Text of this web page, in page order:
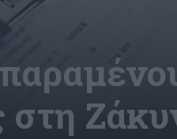
στη